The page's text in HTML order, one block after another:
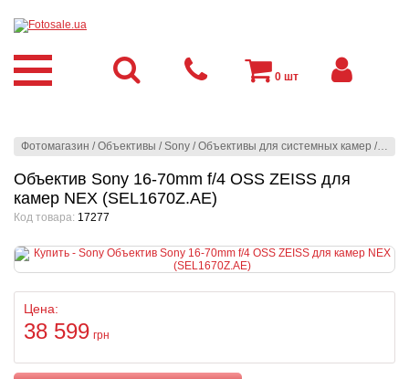
Фотомагазин /Объективы /Sony /Oбъективы для системных камер / Sony
Объектив Sony 16-70mm f/4 OSS ZEISS для
камер NEX (SEL1670Z.AE)
Код товара: 17277
Цена:
38 599 грн
0 шт